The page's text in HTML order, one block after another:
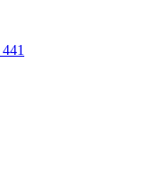
441